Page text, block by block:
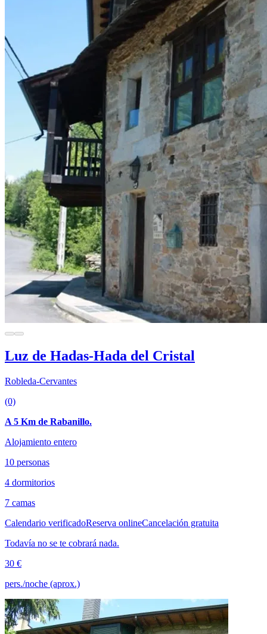
Luz de Hadas-Hada del Cristal
Robleda-Cervantes
(0)
A 5 Km de Rabanillo.
Alojamiento entero
10 personas
4 dormitorios
7 camas
Calendario verificadoReserva onlineCancelación gratuita
Todavía no se te cobrará nada.
30 €
pers./noche (aprox.)